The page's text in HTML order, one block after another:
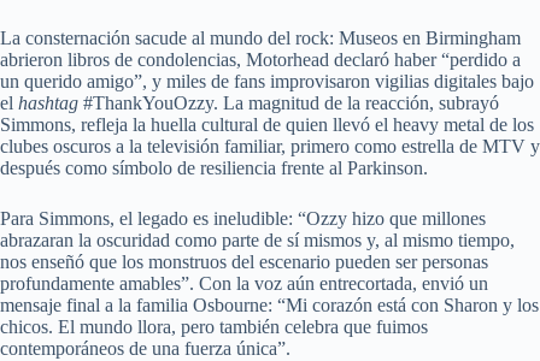
La consternación sacude al mundo del rock: Museos en Birmingham
abrieron libros de condolencias, Motorhead declaró haber “perdido a
un querido amigo”, y miles de fans improvisaron vigilias digitales bajo
el hashtag #ThankYouOzzy. La magnitud de la reacción, subrayó
Simmons, refleja la huella cultural de quien llevó el heavy metal de los
clubes oscuros a la televisión familiar, primero como estrella de MTV y
después como símbolo de resiliencia frente al Parkinson.
Para Simmons, el legado es ineludible: “Ozzy hizo que millones
abrazaran la oscuridad como parte de sí mismos y, al mismo tiempo,
nos enseñó que los monstruos del escenario pueden ser personas
profundamente amables”. Con la voz aún entrecortada, envió un
mensaje final a la familia Osbourne: “Mi corazón está con Sharon y los
chicos. El mundo llora, pero también celebra que fuimos
contemporáneos de una fuerza única”.